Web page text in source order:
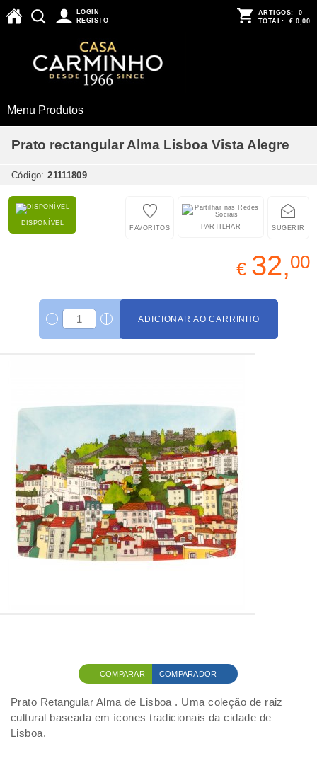
LOGIN
REGISTO
ARTIGOS: 0
TOTAL: € 0,00
Menu Produtos
Prato rectangular Alma Lisboa Vista Alegre
Código:21111809
DISPONÍVEL
SUGERIR
PARTILHAR
FAVORITOS
€ 32,00
ADICIONAR AO CARRINHO
COMPARAR COMPARADOR
Prato Retangular Alma de Lisboa . Uma coleção de raiz
cultural baseada em ícones tradicionais da cidade de
Lisboa.